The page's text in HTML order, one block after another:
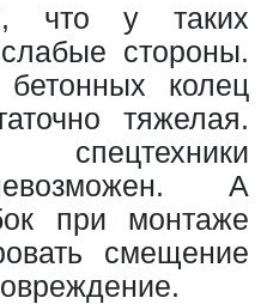
что у таких
стороны.
колец
тяжелая.
А
при монтаже
смещение